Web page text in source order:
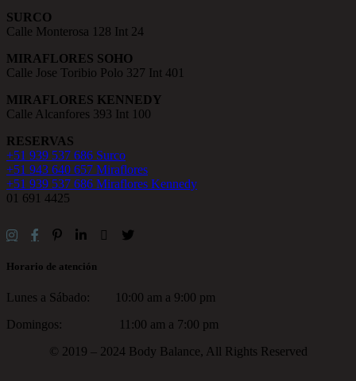
SURCO
Calle Monterosa 128 Int 24
MIRAFLORES SOHO
Calle Jose Toribio Polo 327 Int 401
MIRAFLORES KENNEDY
Calle Alcanfores 393 Int 100
RESERVAS
+51 939 537 686 Surco
+51 943 640 657 Miraflores
+51 939 537 686 Miraflores Kennedy
01 691 4425
Horario de atención
Lunes a Sábado: 10:00 am a 9:00 pm
Domingos: 11:00 am a 7:00 pm
© 2019 – 2024 Body Balance, All Rights Reserved